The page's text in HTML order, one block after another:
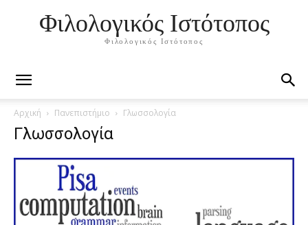
Φιλολογικός Ιστότοπος
Φιλολογικός Ιστότοπος
Αρχική Πανεπιστήμιο Γλωσσολογία
Γλωσσολογία